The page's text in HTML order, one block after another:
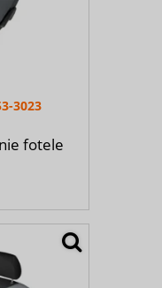
3023
fotele